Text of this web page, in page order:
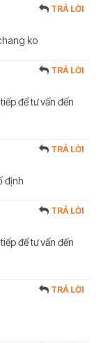
TRẢ LỜI
ko
TRẢ LỜI
để tư vấn đến
TRẢ LỜI
định
TRẢ LỜI
để tư vấn đến
TRẢ LỜI